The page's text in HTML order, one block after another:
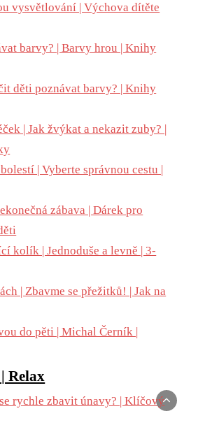
vysvětlování | Výchova dítěte
barvy? | Barvy hrou | Knihy
děti poznávat barvy? | Knihy
| Jak žvýkat a nekazit zuby? |
| Vyberte správnou cestu |
zábava | Dárek pro
kolík | Jednoduše a levně | 3-
| Zbavme se přežitků! | Jak na
do pěti | Michal Černík |
Relax
rychle zbavit únavy? | Klíčový